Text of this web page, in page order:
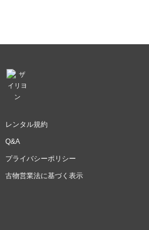
レンタル規約
Q&A
プライバシーポリシー
古物営業法に基づく表示